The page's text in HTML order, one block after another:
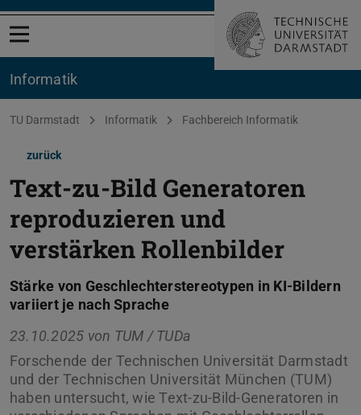
Menü öffnen
Informatik
Sie befinden sich hier:
TU Darmstadt Informatik Fachbereich Informatik
zurück
Text-zu-Bild Generatoren
reproduzieren und
verstärken Rollenbilder
Stärke von Geschlechterstereotypen in KI-Bildern
variiert je nach Sprache
23.10.2025 von TUM / TUDa
Forschende der Technischen Universität Darmstadt
und der Technischen Universität München (TUM)
haben untersucht, wie Text-zu-Bild-Generatoren in